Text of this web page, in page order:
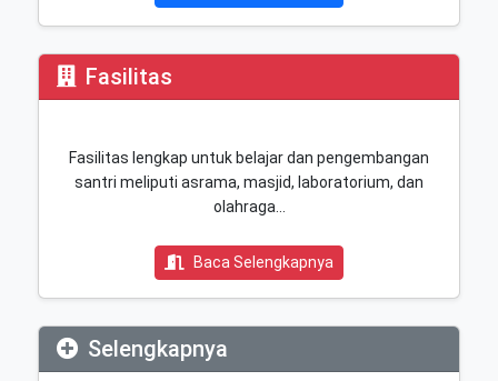
Fasilitas
Fasilitas lengkap untuk belajar dan pengembangan
santri meliputi asrama, masjid, laboratorium, dan
olahraga…
Baca Selengkapnya
Selengkapnya